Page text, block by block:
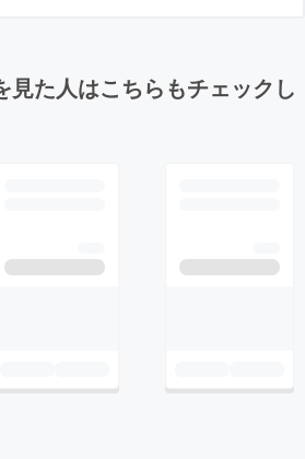
見た人はこちらもチェックし